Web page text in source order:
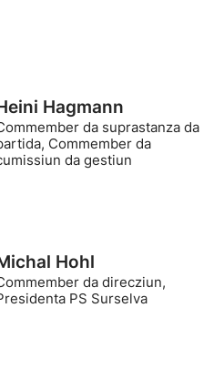
Hagmann
da suprastanza da
Commember da
da gestiun
Hohl
da direcziun,
PS Surselva